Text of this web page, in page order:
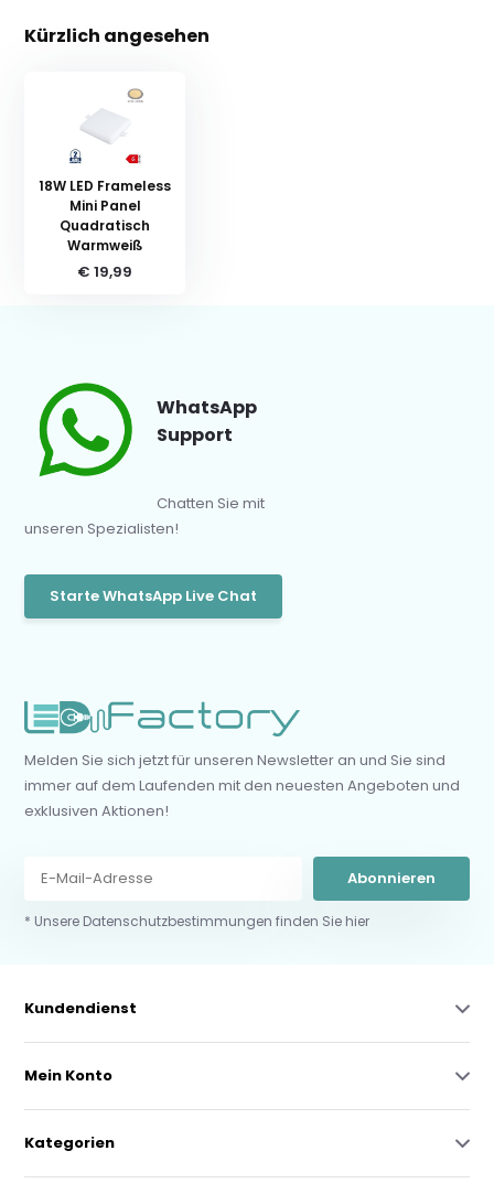
Kürzlich angesehen
18W LED Frameless
Mini Panel
Quadratisch
Warmweiß
€ 19,99
WhatsApp
Support
Chatten Sie mit
unseren Spezialisten!
Starte WhatsApp Live Chat
Melden Sie sich jetzt für unseren Newsletter an und Sie sind
immer auf dem Laufenden mit den neuesten Angeboten und
exklusiven Aktionen!
Abonnieren
* Unsere Datenschutzbestimmungen finden Sie hier
Kundendienst
Mein Konto
Kategorien